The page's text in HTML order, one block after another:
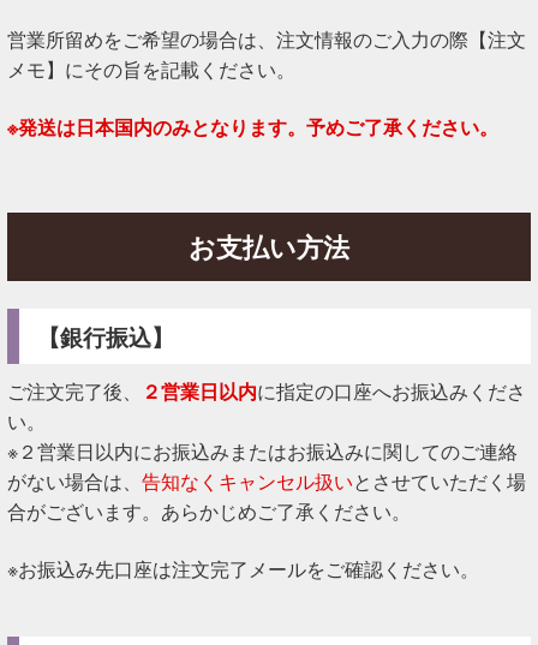
営業所留めをご希望の場合は、注文情報のご入力の際【注文
メモ】にその旨を記載ください。
※発送は日本国内のみとなります。予めご了承ください。
お支払い方法
【銀行振込】
ご注文完了後、 ２営業日以内に指定の口座へお振込みくださ
い。
※２営業日以内にお振込みまたはお振込みに関してのご連絡
がない場合は、 告知なくキャンセル扱いとさせていただく場
合がございます。あらかじめご了承ください。
※お振込み先口座は注文完了メールをご確認ください。